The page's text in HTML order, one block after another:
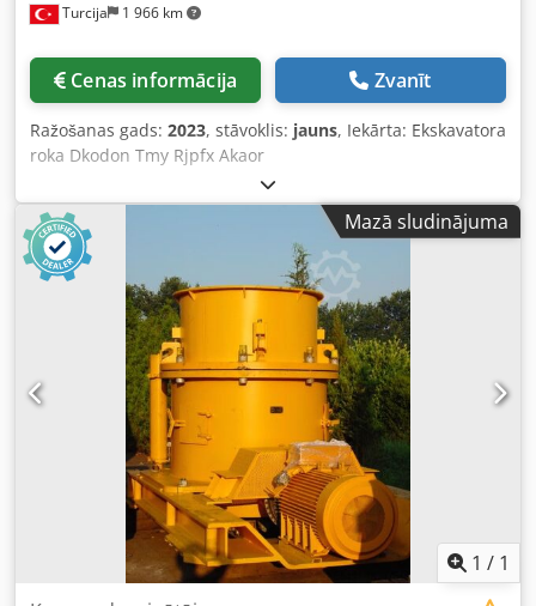
Turcija 1 966 km
Cenas informācija Zvanīt
Ražošanas gads: 2023, stāvoklis: jauns, Iekārta: Ekskavatora
roka Dkodon Tmy Rjpfx Akaor
Mazā sludinājuma
1 / 1